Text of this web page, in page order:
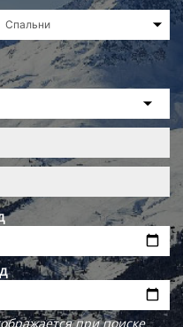
при поиске